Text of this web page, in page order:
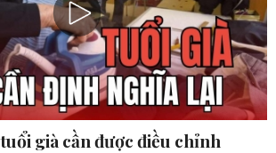
già cần được điều chỉnh